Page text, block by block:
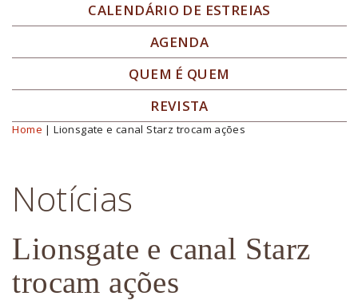
CALENDÁRIO DE ESTREIAS
AGENDA
QUEM É QUEM
REVISTA
Você está aqui
Home | Lionsgate e canal Starz trocam ações
Notícias
Lionsgate e canal Starz
trocam ações